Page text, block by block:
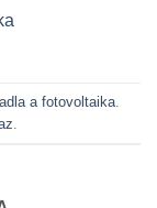
a fotovoltaika.